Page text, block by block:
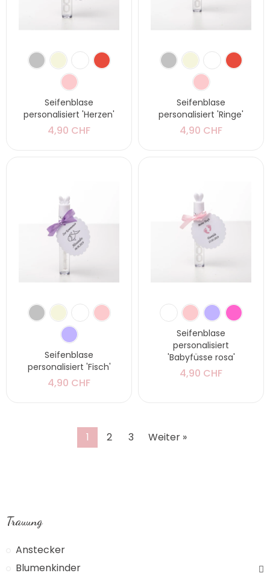
Seifenblase
personalisiert 'Herzen'
4,90 CHF
Seifenblase
personalisiert 'Ringe'
4,90 CHF
Seifenblase
personalisiert 'Fisch'
4,90 CHF
Seifenblase
personalisiert
'Babyfüsse rosa'
4,90 CHF
1 2 3 Weiter »
Trauung
Anstecker
Blumenkinder